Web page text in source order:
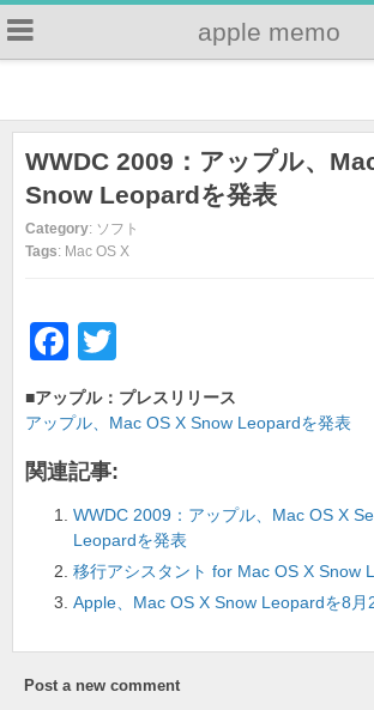
apple memo
WWDC 2009：アップル、
Snow Leopardを発表
Category: ソフト
Tags: Mac OS X
F
a
c
e
b
o
o
k
wi
tt
er
■アップル：プレスリリース
アップル、Mac OS X Snow Leopardを発表
関連記事:
WWDC 2009：アップル、Mac OS X
Leopardを発表
移行アシスタント for Mac OS X Snow
Apple、Mac OS X Snow Leopardを8月
Post a new comment